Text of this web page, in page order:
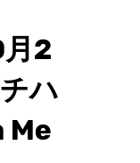
2
ハ
Me